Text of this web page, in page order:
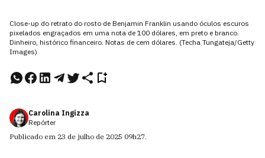
Close-up do retrato do rosto de Benjamin Franklin usando óculos escuros
pixelados engraçados em uma nota de 100 dólares, em preto e branco.
Dinheiro, histórico financeiro. Notas de cem dólares. (Techa Tungateja/Getty
Images)
Carolina Ingizza
Repórter
Publicado em 23 de julho de 2025 09h27.